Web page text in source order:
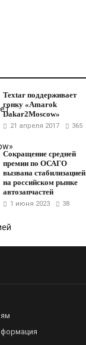
Textar поддерживает
гонку «Amarok
Dakar2Moscow»
21 апреля 2017 365
Сокращение средней
премии по ОСАГО
вызвана стабилизацией
на российском рынке
автозапчастей
1 июня 2023 38